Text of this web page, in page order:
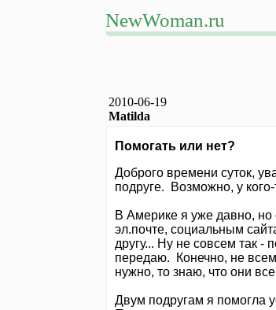
NewWoman.ru
2010-06-19
Matilda
Помогать или нет?
Доброго времени суток,
подруге. Возможно, у
В Америке я уже давно,
эл.почте, социальным
другу... Ну не совсем так
передаю. Конечно, не
нужно, то знаю, что они
Двум подругам я помогла